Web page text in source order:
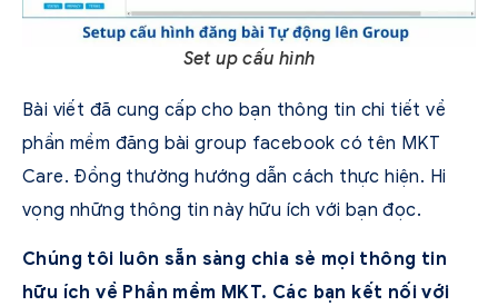
Set up cấu hình
Bài viết đã cung cấp cho bạn thông tin chi tiết về
phần mềm đăng bài group facebook có tên MKT
Care. Đồng thường hướng dẫn cách thực hiện. Hi
vọng những thông tin này hữu ích với bạn đọc.
Chúng tôi luôn sẵn sàng chia sẻ mọi thông tin
hữu ích về Phần mềm MKT. Các bạn kết nối với